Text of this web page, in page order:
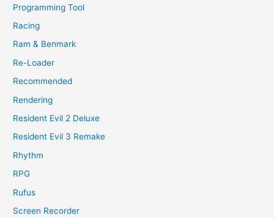
Programming Tool
Racing
Ram & Benmark
Re-Loader
Recommended
Rendering
Resident Evil 2 Deluxe
Resident Evil 3 Remake
Rhythm
RPG
Rufus
Screen Recorder